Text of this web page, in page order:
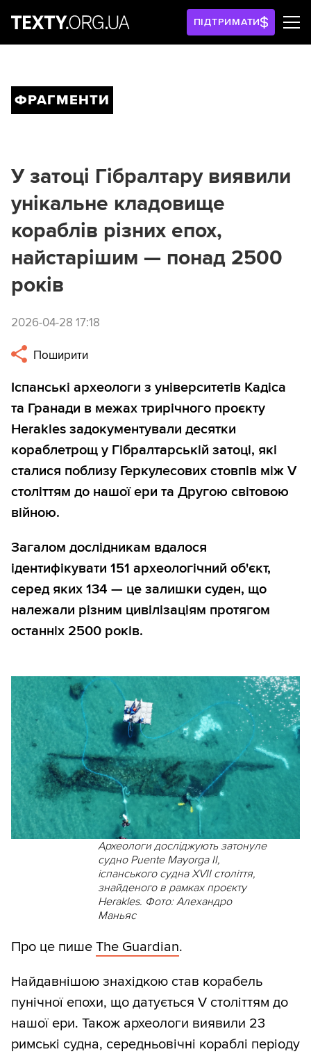
ПІДТРИМАТИ
ФРАГМЕНТИ
У затоці Гібралтару виявили
унікальне кладовище
кораблів різних епох,
найстарішим — понад 2500
років
2026-04-28 17:18
Поширити
Іспанські археологи з університетів Кадіса
та Гранади в межах трирічного проєкту
Herakles задокументували десятки
кораблетрощ у Гібралтарській затоці, які
сталися поблизу Геркулесових стовпів між V
століттям до нашої ери та Другою світовою
війною.
Загалом дослідникам вдалося
ідентифікувати 151 археологічний об'єкт,
серед яких 134 — це залишки суден, що
належали різним цивілізаціям протягом
останніх 2500 років.
Археологи досліджують затонуле
судно Puente Mayorga II,
іспанського судна XVII століття,
знайденого в рамках проєкту
Herakles. Фото: Алехандро
Маньяс
Про це пише The Guardian.
Найдавнішою знахідкою став корабель
пунічної епохи, що датується V століттям до
нашої ери. Також археологи виявили 23
римські судна, середньовічні кораблі періоду